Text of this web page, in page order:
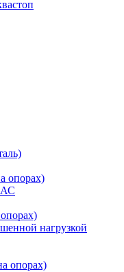
нагрузкой
опорах)